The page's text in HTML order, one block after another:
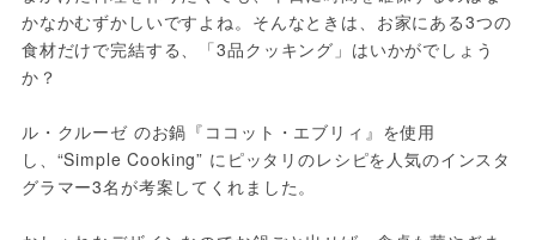
かなかむずかしいですよね。そんなときは、お家にある3つの
食材だけで完結する、「3品クッキング」はいかがでしょう
か？
ル・クルーゼ のお鍋『ココット・エブリィ』を使用
し、“Simple Cooking” にピッタリのレシピを人気のインスタ
グラマー3名が考案してくれました。